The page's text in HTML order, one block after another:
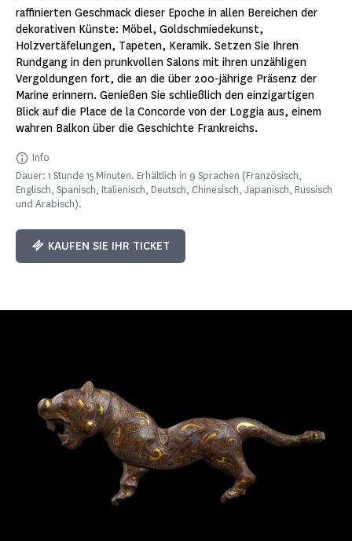
raffinierten Geschmack dieser Epoche in allen Bereichen der
dekorativen Künste: Möbel, Goldschmiedekunst,
Holzvertäfelungen, Tapeten, Keramik. Setzen Sie Ihren
Rundgang in den prunkvollen Salons mit ihren unzähligen
Vergoldungen fort, die an die über 200-jährige Präsenz der
Marine erinnern. Genießen Sie schließlich den einzigartigen
Blick auf die Place de la Concorde von der Loggia aus, einem
wahren Balkon über die Geschichte Frankreichs.
Info
Dauer: 1 Stunde 15 Minuten. Erhältlich in 9 Sprachen (Französisch,
Englisch, Spanisch, Italienisch, Deutsch, Chinesisch, Japanisch, Russisch
und Arabisch).
KAUFEN SIE IHR TICKET